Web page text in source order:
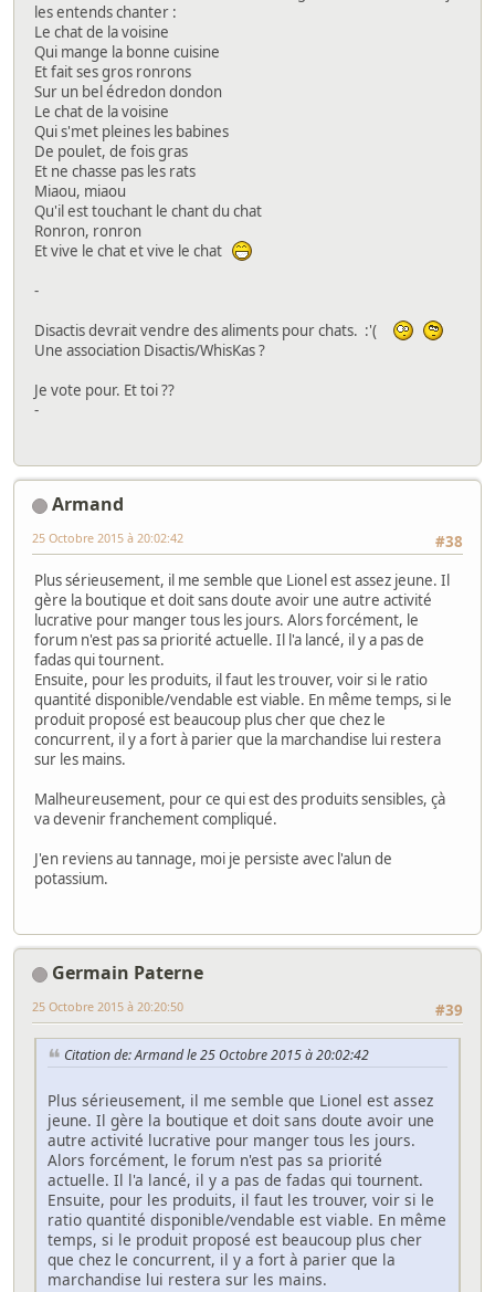
les entends chanter :
Le chat de la voisine
Qui mange la bonne cuisine
Et fait ses gros ronrons
Sur un bel édredon dondon
Le chat de la voisine
Qui s'met pleines les babines
De poulet, de fois gras
Et ne chasse pas les rats
Miaou, miaou
Qu'il est touchant le chant du chat
Ronron, ronron
Et vive le chat et vive le chat
-
Disactis devrait vendre des aliments pour chats. :'(
Une association Disactis/WhisKas ?
Je vote pour. Et toi ??
-
Armand
#38
25 Octobre 2015 à 20:02:42
Plus sérieusement, il me semble que Lionel est assez jeune. Il
gère la boutique et doit sans doute avoir une autre activité
lucrative pour manger tous les jours. Alors forcément, le
forum n'est pas sa priorité actuelle. Il l'a lancé, il y a pas de
fadas qui tournent.
Ensuite, pour les produits, il faut les trouver, voir si le ratio
quantité disponible/vendable est viable. En même temps, si le
produit proposé est beaucoup plus cher que chez le
concurrent, il y a fort à parier que la marchandise lui restera
sur les mains.
Malheureusement, pour ce qui est des produits sensibles, çà
va devenir franchement compliqué.
J'en reviens au tannage, moi je persiste avec l'alun de
potassium.
Germain Paterne
#39
25 Octobre 2015 à 20:20:50
Citation de: Armand le 25 Octobre 2015 à 20:02:42
Plus sérieusement, il me semble que Lionel est assez
jeune. Il gère la boutique et doit sans doute avoir une
autre activité lucrative pour manger tous les jours.
Alors forcément, le forum n'est pas sa priorité
actuelle. Il l'a lancé, il y a pas de fadas qui tournent.
Ensuite, pour les produits, il faut les trouver, voir si le
ratio quantité disponible/vendable est viable. En même
temps, si le produit proposé est beaucoup plus cher
que chez le concurrent, il y a fort à parier que la
marchandise lui restera sur les mains.